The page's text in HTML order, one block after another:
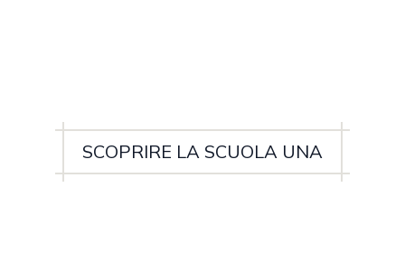
SCOPRIRE LA SCUOLA UNA